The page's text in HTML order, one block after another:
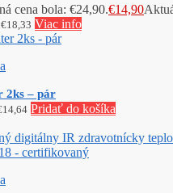
cena bola: €24,90.€14,90
€18,33 Viac info
2ks – pár
14,64 Pridať do košíka